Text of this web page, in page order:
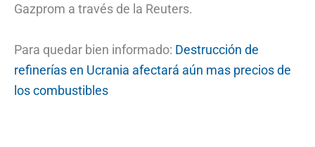
Gazprom a través de la Reuters.
Para quedar bien informado: Destrucción de
refinerías en Ucrania afectará aún mas precios de
los combustibles